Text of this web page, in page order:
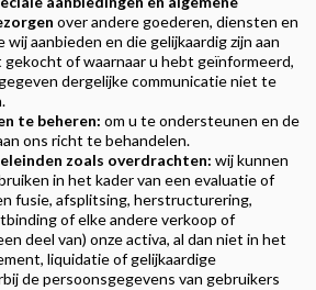
over andere goederen, diensten en
aanbieden en die gelijkaardig zijn aan
of waarnaar u hebt geïnformeerd,
dergelijke communicatie niet te
te beheren: om u te ondersteunen en de
ons richt te behandelen.
zoals overdrachten: wij kunnen
in het kader van een evaluatie of
fusie, afsplitsing, herstructurering,
of elke andere verkoop of
deel van) onze activa, al dan niet in het
liquidatie of gelijkaardige
de persoonsgegevens van gebruikers